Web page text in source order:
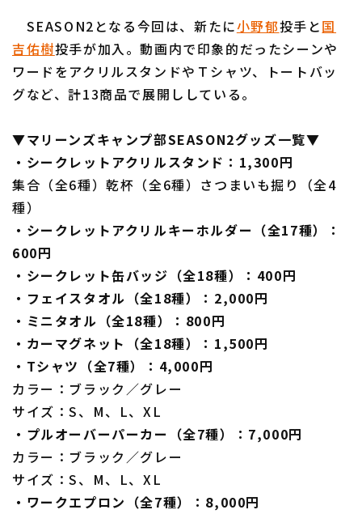
SEASON2となる今回は、新たに小野郁投手と国
吉佑樹投手が加入。動画内で印象的だったシーンや
ワードをアクリルスタンドやＴシャツ、トートバッ
グなど、計13商品で展開ししている。
▼マリーンズキャンプ部SEASON2グッズ一覧▼
・シークレットアクリルスタンド：1,300円
集合（全6種）乾杯（全6種）さつまいも掘り（全4
種）
・シークレットアクリルキーホルダー（全17種）：
600円
・シークレット缶バッジ（全18種）：400円
・フェイスタオル（全18種）：2,000円
・ミニタオル（全18種）：800円
・カーマグネット（全18種）：1,500円
・Tシャツ（全7種）：4,000円
カラー：ブラック／グレー
サイズ：S、M、L、XL
・プルオーバーパーカー（全7種）：7,000円
カラー：ブラック／グレー
サイズ：S、M、L、XL
・ワークエプロン（全7種）：8,000円